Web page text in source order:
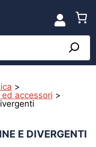
>
accessori >
E DIVERGENTI